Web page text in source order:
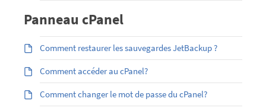
Panneau cPanel
Comment restaurer les sauvegardes JetBackup ?
Comment accéder au cPanel?
Comment changer le mot de passe du cPanel?